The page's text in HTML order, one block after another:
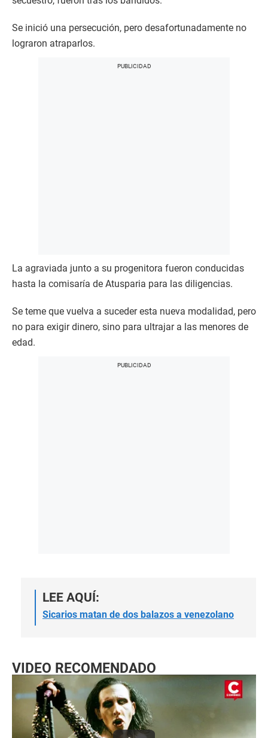
Se inició una persecución, pero desafortunadamente no
lograron atraparlos.
La agraviada junto a su progenitora fueron conducidas
hasta la comisaría de Atusparia para las diligencias.
Se teme que vuelva a suceder esta nueva modalidad, pero
no para exigir dinero, sino para ultrajar a las menores de
edad.
LEE AQUÍ:
Sicarios matan de dos balazos a venezolano
VIDEO RECOMENDADO